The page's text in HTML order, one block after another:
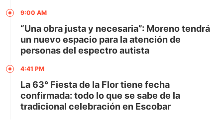
9:00 AM
“Una obra justa y necesaria”: Moreno tendrá
un nuevo espacio para la atención de
personas del espectro autista
4:41 PM
La 63° Fiesta de la Flor tiene fecha
confirmada: todo lo que se sabe de la
tradicional celebración en Escobar